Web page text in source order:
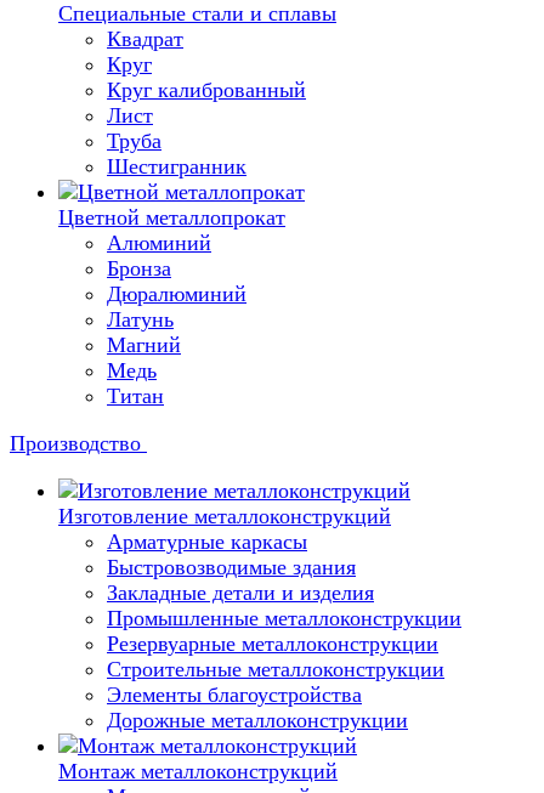
Специальные стали и сплавы
Квадрат
Круг
Круг калиброванный
Лист
Труба
Шестигранник
Цветной металлопрокат
Алюминий
Бронза
Дюралюминий
Латунь
Магний
Медь
Титан
Производство
Изготовление металлоконструкций
Арматурные каркасы
Быстровозводимые здания
Закладные детали и изделия
Промышленные металлоконструкции
Резервуарные металлоконструкции
Строительные металлоконструкции
Элементы благоустройства
Дорожные металлоконструкции
Монтаж металлоконструкций